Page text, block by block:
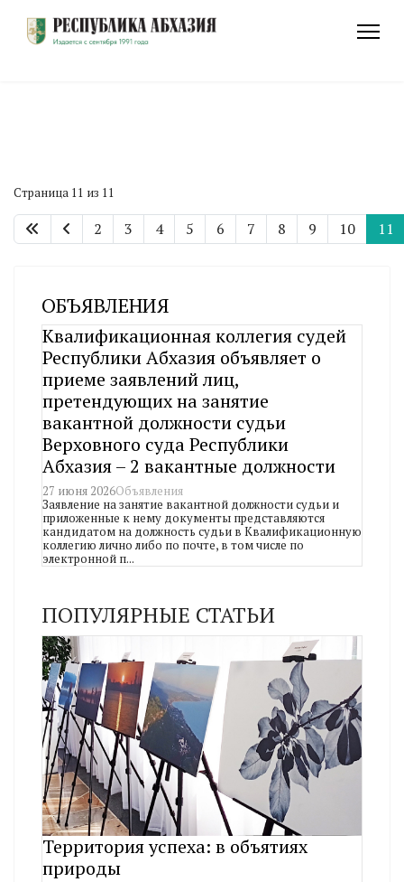
Страница 11 из 11
2 3 4 5 6 7 8 9 10 11
ОБЪЯВЛЕНИЯ
Квалификационная коллегия судей
Республики Абхазия объявляет о
приеме заявлений лиц,
претендующих на занятие
вакантной должности судьи
Верховного суда Республики
Абхазия – 2 вакантные должности
27 июня 2026Объявления
Заявление на занятие вакантной должности судьи и
приложенные к нему документы представляются
кандидатом на должность судьи в Квалификационную
коллегию лично либо по почте, в том числе по
электронной п...
ПОПУЛЯРНЫЕ СТАТЬИ
Территория успеха: в объятиях
природы